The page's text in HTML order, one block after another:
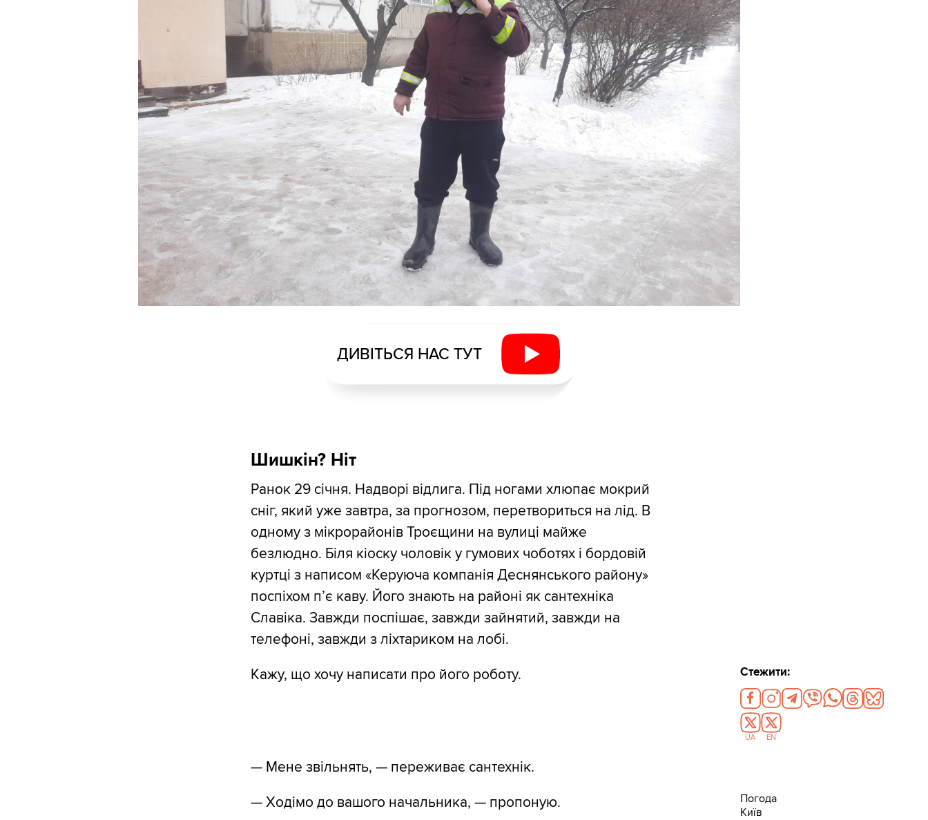
ДИВІТЬСЯ НАС ТУТ
Шишкін? Ніт
Ранок 29 січня. Надворі відлига. Під ногами хлюпає мокрий
сніг, який уже завтра, за прогнозом, перетвориться на лід. В
одному з мікрорайонів Троєщини на вулиці майже
безлюдно. Біля кіоску чоловік у гумових чоботях і бордовій
куртці з написом «Керуюча компанія Деснянського району»
поспіхом п’є каву. Його знають на районі як сантехніка
Славіка. Завжди поспішає, завжди зайнятий, завжди на
телефоні, завжди з ліхтариком на лобі.
Кажу, що хочу написати про його роботу.
— Мене звільнять, — переживає сантехнік.
— Ходімо до вашого начальника, — пропоную.
Стежити:
UA EN
Погода
Київ